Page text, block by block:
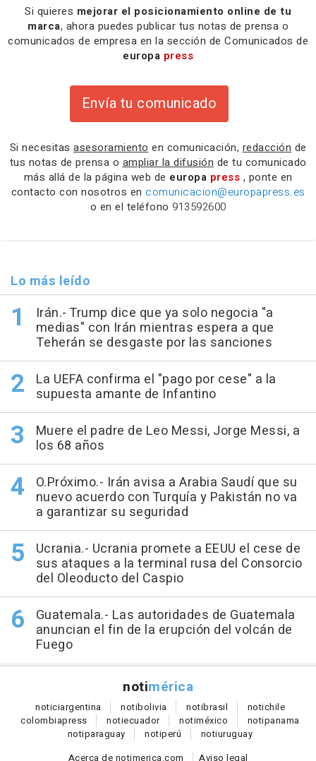
Si quieres mejorar el posicionamiento online de tu
marca, ahora puedes publicar tus notas de prensa o
comunicados de empresa en la sección de Comunicados de
europa press
Envía tu comunicado
Si necesitas asesoramiento en comunicación, redacción de
tus notas de prensa o ampliar la difusión de tu comunicado
más allá de la página web de europa press , ponte en
contacto con nosotros en comunicacion@europapress.es
o en el teléfono 913592600
Lo más leído
Irán.- Trump dice que ya solo negocia "a
medias" con Irán mientras espera a que
Teherán se desgaste por las sanciones
La UEFA confirma el "pago por cese" a la
supuesta amante de Infantino
Muere el padre de Leo Messi, Jorge Messi, a
los 68 años
O.Próximo.- Irán avisa a Arabia Saudí que su
nuevo acuerdo con Turquía y Pakistán no va
a garantizar su seguridad
Ucrania.- Ucrania promete a EEUU el cese de
sus ataques a la terminal rusa del Consorcio
del Oleoducto del Caspio
Guatemala.- Las autoridades de Guatemala
anuncian el fin de la erupción del volcán de
Fuego
notimérica
noticiargentina notibolivia notibrasil notichile
colombiapress notiecuador notiméxico notipanama
notiparaguay notiperú notiuruguay
Acerca de notimerica.com
Aviso legal